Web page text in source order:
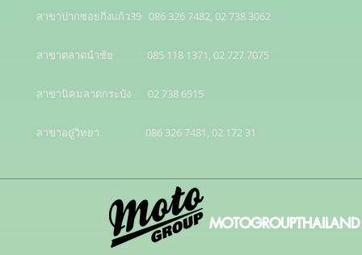
สาขาปากซอยกิ่งแก้ว39   086 326 7482, 02 738 3062
สาขาตลาดนำชัย              085 118 1371, 02 727 7075
สาขานิคมลาดกระบัง       02 738 6915
สาขาอยู่วิทยา                   086 326 7481, 02 172 31